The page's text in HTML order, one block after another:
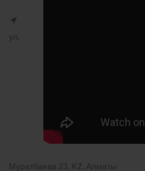
ул.
Муратбаева 23, KZ, Алматы